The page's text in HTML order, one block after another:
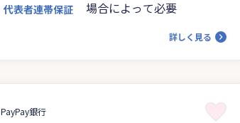
代表者連帯保証 場合によって必要
詳しく見る
PayPay銀行